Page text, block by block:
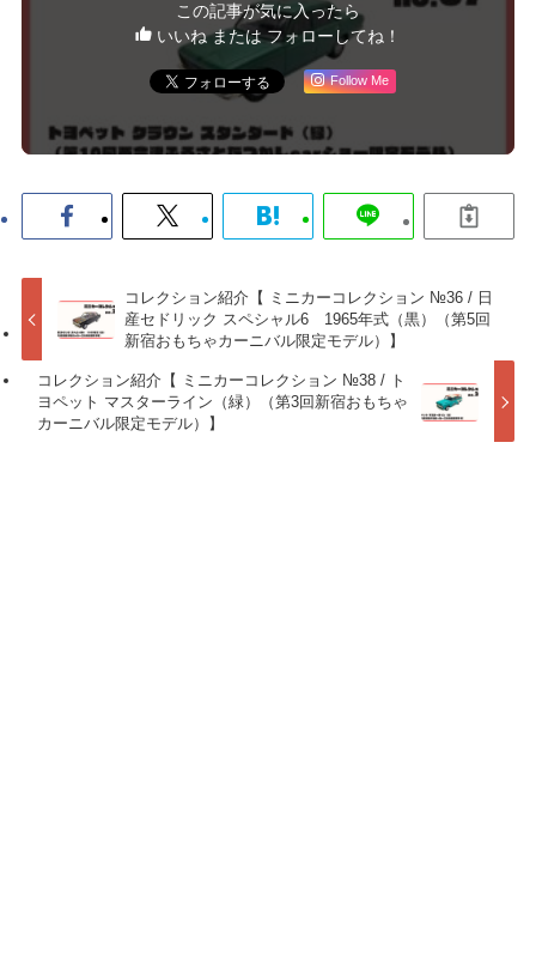
この記事が気に入ったら
いいね または フォローしてね！
Follow Me
コレクション紹介【 ミニカーコレクション №36 / 日
産セドリック スペシャル6 1965年式（黒）（第5回
新宿おもちゃカーニバル限定モデル）】
コレクション紹介【 ミニカーコレクション №38 / ト
ヨペット マスターライン（緑）（第3回新宿おもちゃ
カーニバル限定モデル）】